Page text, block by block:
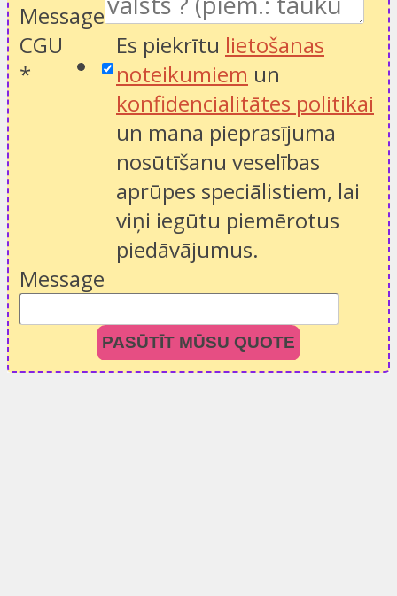
Message
CGU
*
Es piekrītu lietošanas
noteikumiem un
konfidencialitātes politikai
un mana pieprasījuma
nosūtīšanu veselības
aprūpes speciālistiem, lai
viņi iegūtu piemērotus
piedāvājumus.
Message
PASŪTĪT MŪSU QUOTE